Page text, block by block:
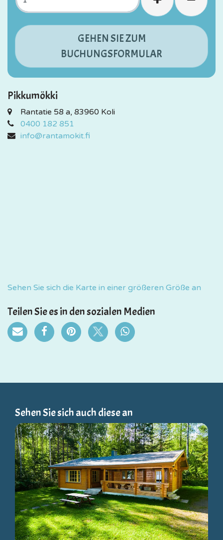
+
-
GEHEN SIE ZUM
BUCHUNGSFORMULAR
Pikkumökki
Rantatie 58 a, 83960 Koli
0400 182 851
info@rantamokit.fi
Sehen Sie sich die Karte in einer größeren Größe an
Teilen Sie es in den sozialen Medien
Sehen Sie sich auch diese an